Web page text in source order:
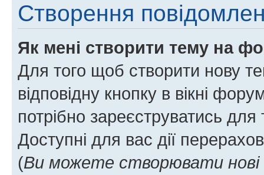
Створення
Як мені створити тему на
Для того щоб створити нову
відповідну кнопку в вікні
потрібно зареєструватись
Доступні для вас дії
(Ви можете створювати